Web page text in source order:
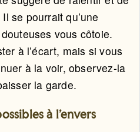
se pourrait qu’une
vous côtoie.
à l’écart, mais si vous
à la voir, observez-la
la garde.
à l'envers